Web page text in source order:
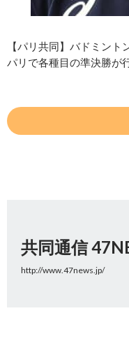
【パリ共同】バドミント
パリで各種目の準決勝が
共同通信
http://www.47news.jp/